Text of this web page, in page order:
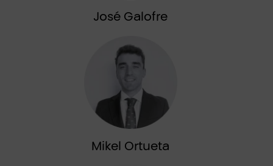
José Galofre
Mikel Ortueta